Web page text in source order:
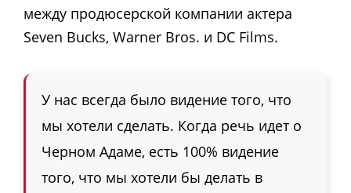
между продюсерской компании актера
Seven Bucks, Warner Bros. и DC Films.
У нас всегда было видение того, что
мы хотели сделать. Когда речь идет о
Черном Адаме, есть 100% видение
того, что мы хотели бы делать в